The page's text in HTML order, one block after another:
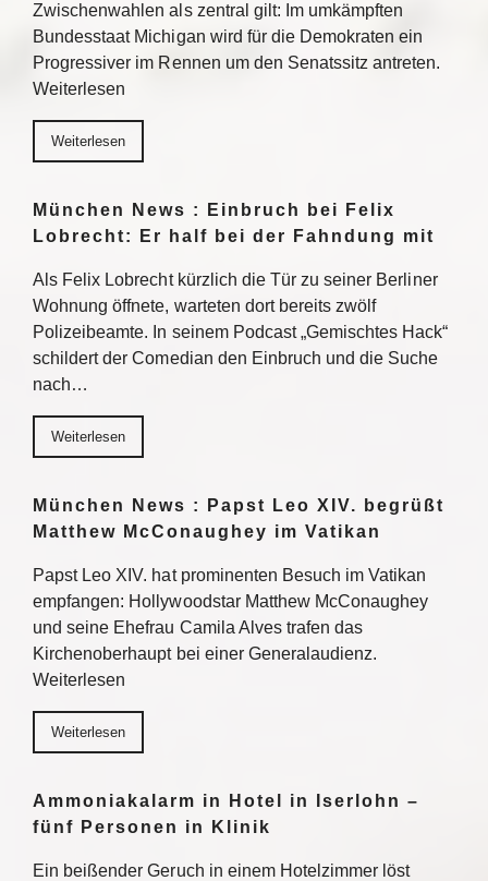
Zwischenwahlen als zentral gilt: Im umkämpften
Bundesstaat Michigan wird für die Demokraten ein
Progressiver im Rennen um den Senatssitz antreten.
Weiterlesen
Weiterlesen
München News : Einbruch bei Felix
Lobrecht: Er half bei der Fahndung mit
Als Felix Lobrecht kürzlich die Tür zu seiner Berliner
Wohnung öffnete, warteten dort bereits zwölf
Polizeibeamte. In seinem Podcast „Gemischtes Hack“
schildert der Comedian den Einbruch und die Suche
nach…
Weiterlesen
München News : Papst Leo XIV. begrüßt
Matthew McConaughey im Vatikan
Papst Leo XIV. hat prominenten Besuch im Vatikan
empfangen: Hollywoodstar Matthew McConaughey
und seine Ehefrau Camila Alves trafen das
Kirchenoberhaupt bei einer Generalaudienz.
Weiterlesen
Weiterlesen
Ammoniakalarm in Hotel in Iserlohn –
fünf Personen in Klinik
Ein beißender Geruch in einem Hotelzimmer löst